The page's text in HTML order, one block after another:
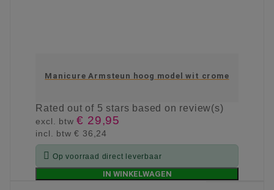
Manicure Armsteun hoog model wit crome
Ratedout of 5 stars based on review(s)
excl. btw€ 29,95
incl. btw€ 36,24
 Op voorraad direct leverbaar
IN WINKELWAGEN